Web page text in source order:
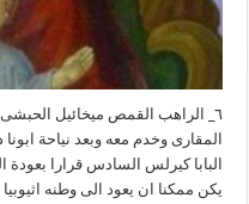
٦_ الراهب القمص ميخائيل الحبشى
المقارى وخدم معه وبعد نياحة
البابا كيرلس السادس قرارا
يكن ممكنا ان يعود الى وطنه